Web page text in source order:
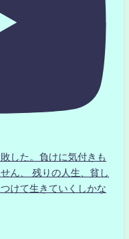
した。負けに気付きも
ん、 残りの人生、貧し
けて生きていくしかな